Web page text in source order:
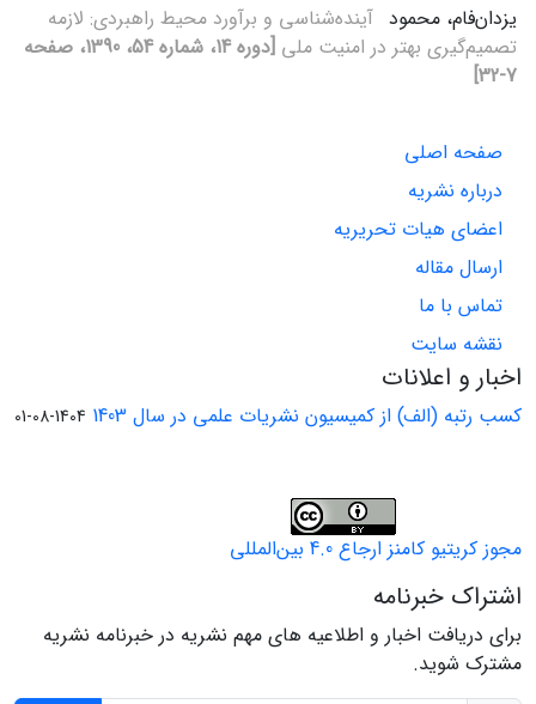
یزدان‌فام، محمود آینده‌شناسی و برآورد محیط راهبردی: لازمه
تصمیم‌گیری بهتر در امنیت ملی
[دوره 14، شماره 54، 1390، صفحه
7-32]
صفحه اصلی
درباره نشریه
اعضای هیات تحریریه
ارسال مقاله
تماس با ما
نقشه سایت
اخبار و اعلانات
کسب رتبه (الف) از کمیسیون نشریات علمی در سال 1403 1404-08-01
مجوز کریتیو کامنز ارجاع 4.0 بین‌المللی
اشتراک خبرنامه
برای دریافت اخبار و اطلاعیه های مهم نشریه در خبرنامه نشریه
مشترک شوید.